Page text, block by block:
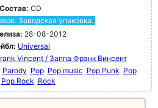
Состав: CD
Заводская упаковка.
28-08-2012
Universal
Vincent / Заппа Фрэнк Винсент
Parody Pop Pop music Pop Punk Pop
Pop Rock Rock